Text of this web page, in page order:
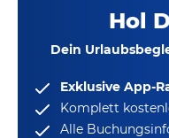
Hol
Dein
Exklusive App-
Komplett
Alle